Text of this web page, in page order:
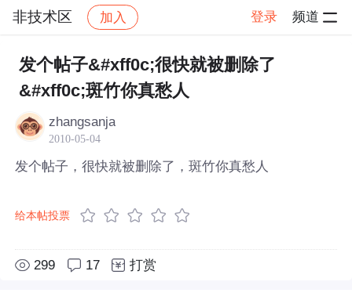
非技术区 加入 登录 频道
社区 非技术区 帖子详情
发个帖子&#xff0c;很快就被删除了
&#xff0c;斑竹你真愁人
zhangsanja
2010-05-04
发个帖子，很快就被删除了，斑竹你真愁人
给本帖投票
299 17 打赏